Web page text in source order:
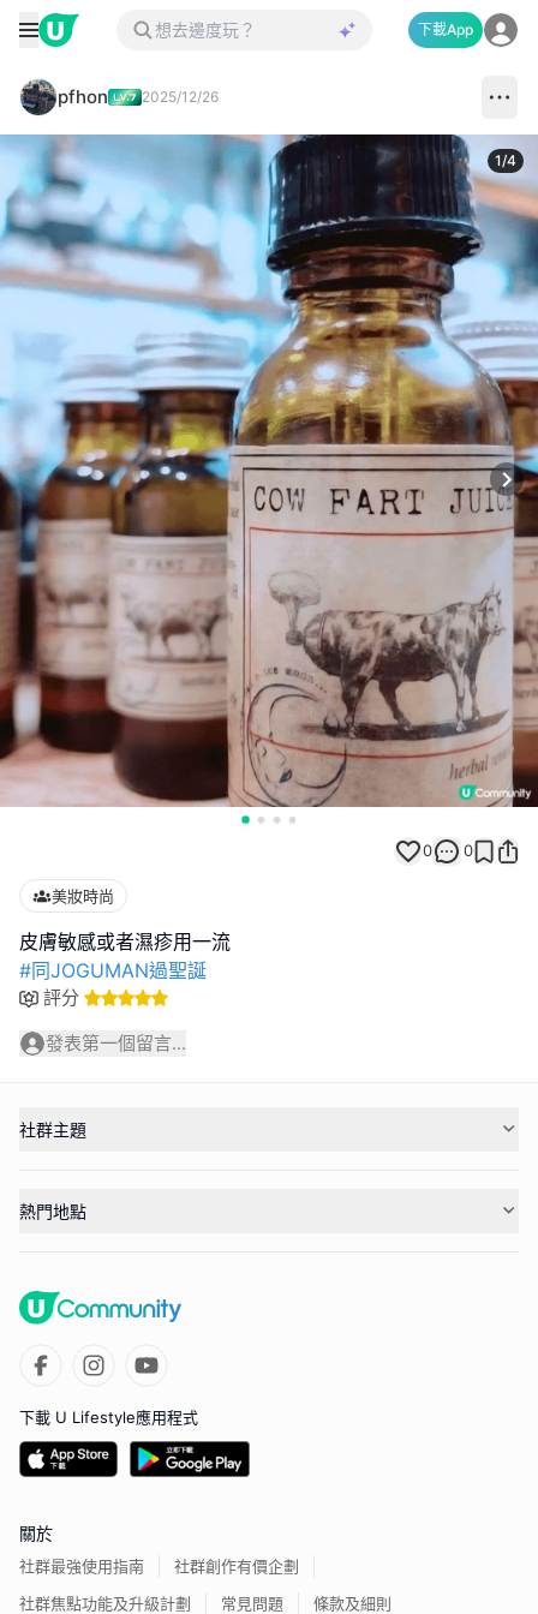
下載App
pfhon 2025/12/26
1/4
0 0
美妝時尚
#同JOGUMAN過聖誕
評分
發表第一個留言...
社群主題
熱門地點
下載 U Lifestyle應用程式
關於
社群最強使用指南
社群創作有價企劃
社群焦點功能及升級計劃
常見問題 條款及細則